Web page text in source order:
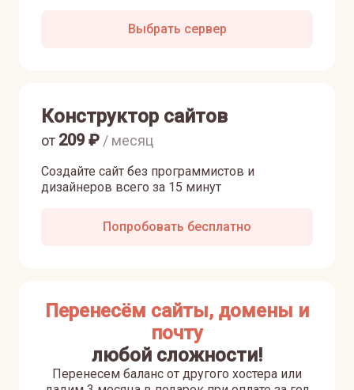
Выбрать сервер
Конструктор сайтов
Создайте сайт без программистов и
дизайнеров всего за 15 минут
от 209₽ / месяц
Попробовать бесплатно
Перенесём сайты, домены и
почту
любой сложности!
Перенесем баланс от другого хостера или